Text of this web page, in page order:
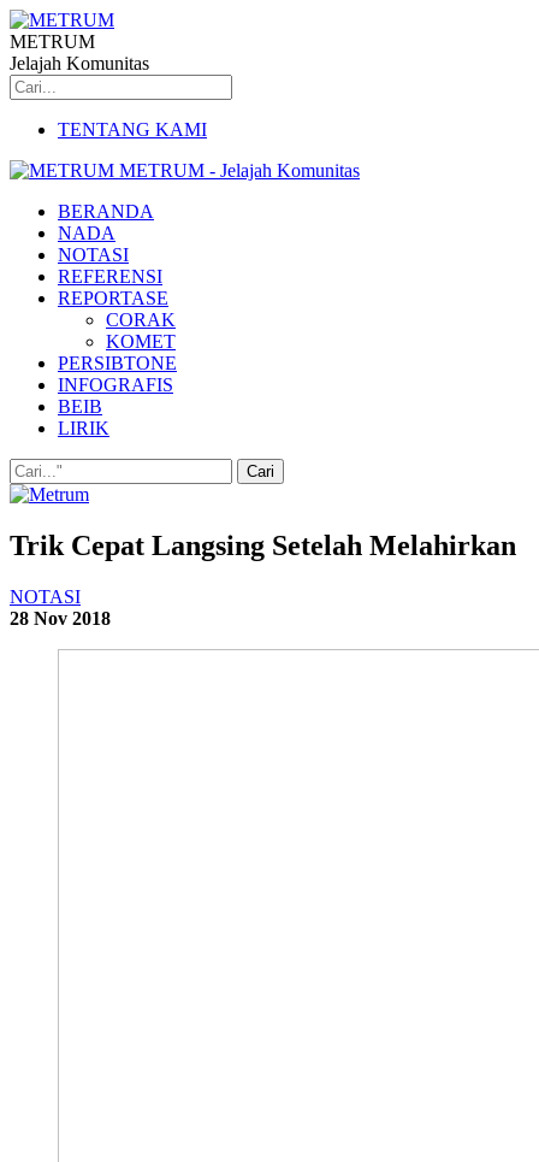
METRUM
Jelajah Komunitas
TENTANG KAMI
METRUM - Jelajah Komunitas
BERANDA
NADA
NOTASI
REFERENSI
REPORTASE
CORAK
KOMET
PERSIBTONE
INFOGRAFIS
BEIB
LIRIK
Trik Cepat Langsing Setelah Melahirkan
NOTASI
28 Nov 2018